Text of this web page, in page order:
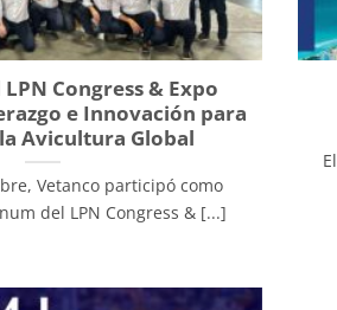
Congress & Expo
e Innovación para
Avicultura Global
Vetanco participó como
del LPN Congress & [...]